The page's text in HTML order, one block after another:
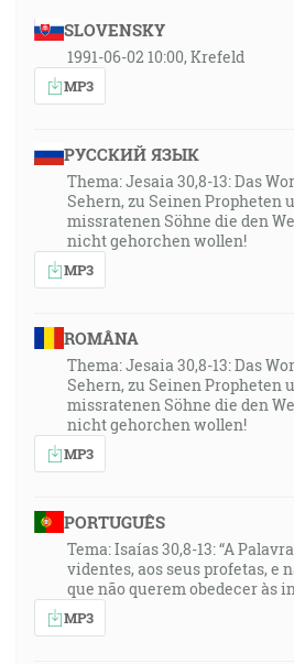
SLOVENSKY
1991-06-02 10:00, Krefeld
MP3
РУССКИЙ ЯЗЫК
Thema: Jesaia 30,8-13: Das
Sehern, zu Seinen Propheten
missratenen Söhne die den
nicht gehorchen wollen!
MP3
ROMÂNA
Thema: Jesaia 30,8-13: Das
Sehern, zu Seinen Propheten
missratenen Söhne die den
nicht gehorchen wollen!
MP3
PORTUGUÊS
Tema: Isaías 30,8-13: “A
videntes, aos seus profetas, e
que não querem obedecer às
MP3